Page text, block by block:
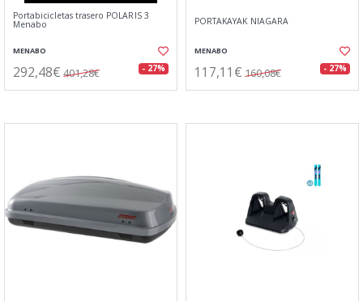
Portabicicletas trasero POLARIS 3
Menabo
MENABO
292,48€ 401,28€ - 27%
PORTAKAYAK NIAGARA
MENABO
117,11€ 160,08€ - 27%